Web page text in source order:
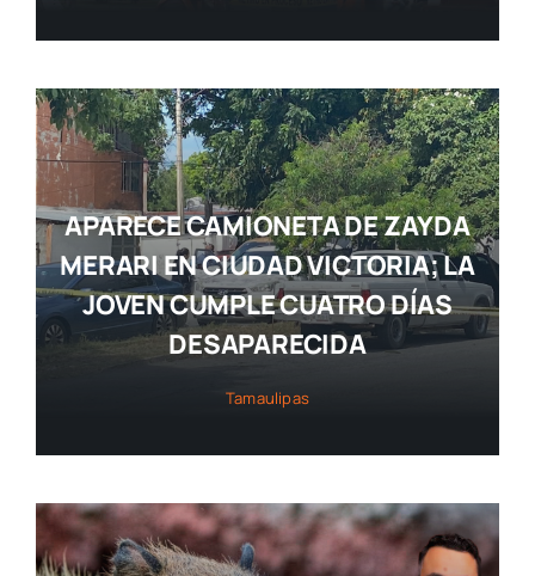
APARECE CAMIONETA DE ZAYDA
MERARI EN CIUDAD VICTORIA; LA
JOVEN CUMPLE CUATRO DÍAS
DESAPARECIDA
Tamaulipas